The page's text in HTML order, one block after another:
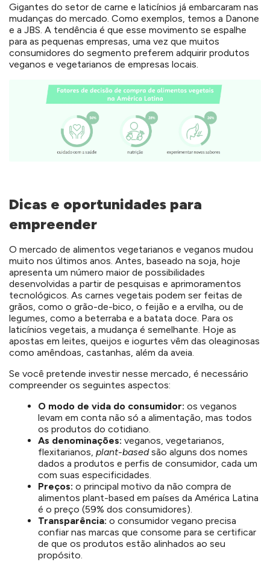
Gigantes do setor de carne e laticínios já embarcaram nas
mudanças do mercado. Como exemplos, temos a Danone
e a JBS. A tendência é que esse movimento se espalhe
para as pequenas empresas, uma vez que muitos
consumidores do segmento preferem adquirir produtos
veganos e vegetarianos de empresas locais.
Dicas e oportunidades para
empreender
O mercado de alimentos vegetarianos e veganos mudou
muito nos últimos anos. Antes, baseado na soja, hoje
apresenta um número maior de possibilidades
desenvolvidas a partir de pesquisas e aprimoramentos
tecnológicos. As carnes vegetais podem ser feitas de
grãos, como o grão-de-bico, o feijão e a ervilha, ou de
legumes, como a beterraba e a batata doce. Para os
laticínios vegetais, a mudança é semelhante. Hoje as
apostas em leites, queijos e iogurtes vêm das oleaginosas
como amêndoas, castanhas, além da aveia.
Se você pretende investir nesse mercado, é necessário
compreender os seguintes aspectos:
O modo de vida do consumidor: os veganos
levam em conta não só a alimentação, mas todos
os produtos do cotidiano.
As denominações: veganos, vegetarianos,
flexitarianos, plant-basedsão alguns dos nomes
dados a produtos e perfis de consumidor, cada um
com suas especificidades.
Preços: o principal motivo da não compra de
alimentos plant-based em países da América Latina
é o preço (59% dos consumidores).
Transparência: o consumidor vegano precisa
confiar nas marcas que consome para se certificar
de que os produtos estão alinhados ao seu
propósito.